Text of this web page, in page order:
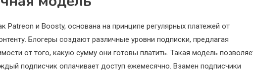
Patreon и Boosty, основана на принципе регулярных платежей от
Блогеры создают различные уровни подписки, предлагая
от того, какую сумму они готовы платить. Такая модель
подписчик оплачивает доступ ежемесячно. Взамен подписчики